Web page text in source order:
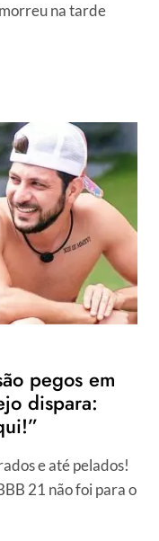
na tarde
pegos em
dispara:
e até pelados!
21 não foi para o